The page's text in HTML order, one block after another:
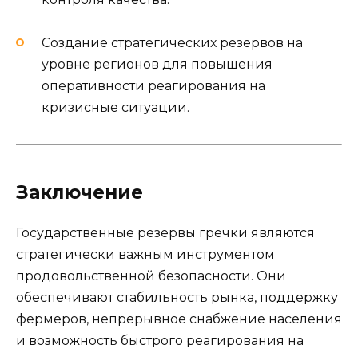
Создание стратегических резервов на
уровне регионов для повышения
оперативности реагирования на
кризисные ситуации.
Заключение
Государственные резервы гречки являются
стратегически важным инструментом
продовольственной безопасности. Они
обеспечивают стабильность рынка, поддержку
фермеров, непрерывное снабжение населения
и возможность быстрого реагирования на